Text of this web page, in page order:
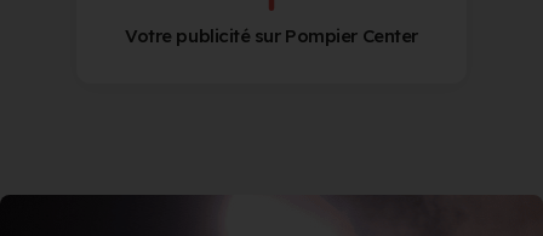
Votre publicité sur Pompier Center